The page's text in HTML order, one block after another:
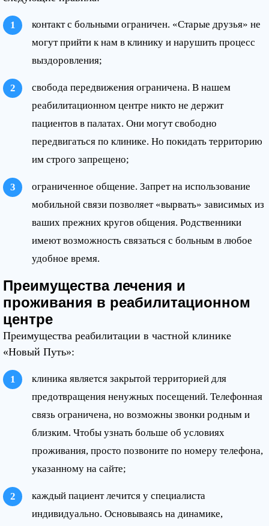
контакт с больными ограничен. «Старые друзья» не
могут прийти к нам в клинику и нарушить процесс
выздоровления;
свобода передвижения ограничена. В нашем
реабилитационном центре никто не держит
пациентов в палатах. Они могут свободно
передвигаться по клинике. Но покидать территорию
им строго запрещено;
ограниченное общение. Запрет на использование
мобильной связи позволяет «вырвать» зависимых из
ваших прежних кругов общения. Родственники
имеют возможность связаться с больным в любое
удобное время.
Преимущества лечения и
проживания в реабилитационном
центре
Преимущества реабилитации в частной клинике
«Новый Путь»:
клиника является закрытой территорией для
предотвращения ненужных посещений. Телефонная
связь ограничена, но возможны звонки родным и
близким. Чтобы узнать больше об условиях
проживания, просто позвоните по номеру телефона,
указанному на сайте;
каждый пациент лечится у специалиста
индивидуально. Основываясь на динамике,